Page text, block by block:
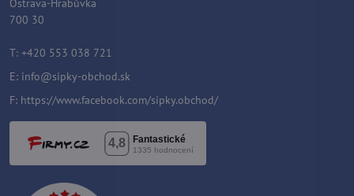
Ostrava-Hrabůvka
700 30
T: +420 553 038 721
E: info@sipky-obchod.sk
F: https://www.facebook.com/sipky.obchod/